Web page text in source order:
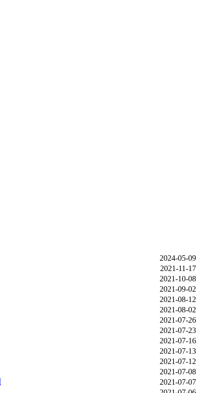
2024-05-09
2021-11-17
2021-10-08
2021-09-02
2021-08-12
2021-08-02
2021-07-26
2021-07-23
2021-07-16
2021-07-13
2021-07-12
2021-07-08
2021-07-07